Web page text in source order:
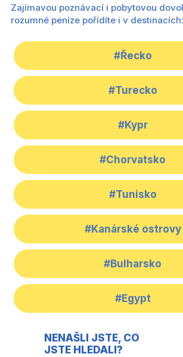
Zajímavou poznávací i pobytovou
rozumné peníze pořídíte i v destinacích:
#Řecko
#Turecko
#Kypr
#Chorvatsko
#Tunisko
#Kanárské ostrovy
#Bulharsko
#Egypt
NENAŠLI JSTE, CO
JSTE HLEDALI?